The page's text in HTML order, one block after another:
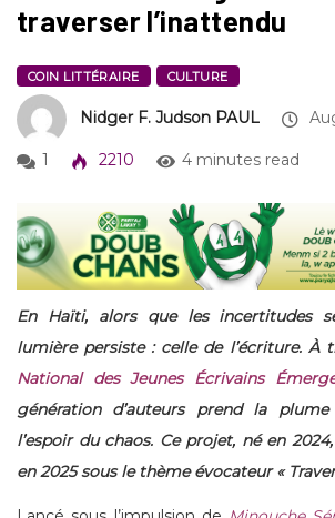
traverser l’inattendu
COIN LITTÉRAIRE CULTURE
Nidger F. Judson PAUL
1 2210 4 minutes read
En Haïti, alors que les incertitudes
lumière persiste : celle de l’écriture. À
National des Jeunes Écrivains
génération d’auteurs prend la
l’espoir du chaos. Ce projet, né en
en 2025 sous le thème évocateur «